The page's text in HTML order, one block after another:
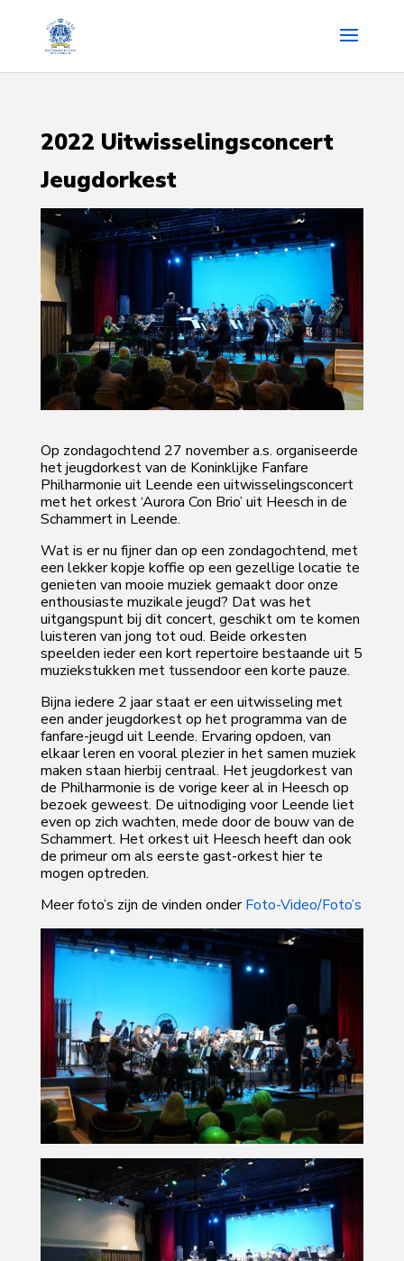
2022 Uitwisselingsconcert
Jeugdorkest
Op zondagochtend 27 november a.s. organiseerde
het jeugdorkest van de Koninklijke Fanfare
Philharmonie uit Leende een uitwisselingsconcert
met het orkest ‘Aurora Con Brio’ uit Heesch in de
Schammert in Leende.
Wat is er nu fijner dan op een zondagochtend, met
een lekker kopje koffie op een gezellige locatie te
genieten van mooie muziek gemaakt door onze
enthousiaste muzikale jeugd? Dat was het
uitgangspunt bij dit concert, geschikt om te komen
luisteren van jong tot oud. Beide orkesten
speelden ieder een kort repertoire bestaande uit 5
muziekstukken met tussendoor een korte pauze.
Bijna iedere 2 jaar staat er een uitwisseling met
een ander jeugdorkest op het programma van de
fanfare-jeugd uit Leende. Ervaring opdoen, van
elkaar leren en vooral plezier in het samen muziek
maken staan hierbij centraal. Het jeugdorkest van
de Philharmonie is de vorige keer al in Heesch op
bezoek geweest. De uitnodiging voor Leende liet
even op zich wachten, mede door de bouw van de
Schammert. Het orkest uit Heesch heeft dan ook
de primeur om als eerste gast-orkest hier te
mogen optreden.
Meer foto’s zijn de vinden onderFoto-Video/Foto’s